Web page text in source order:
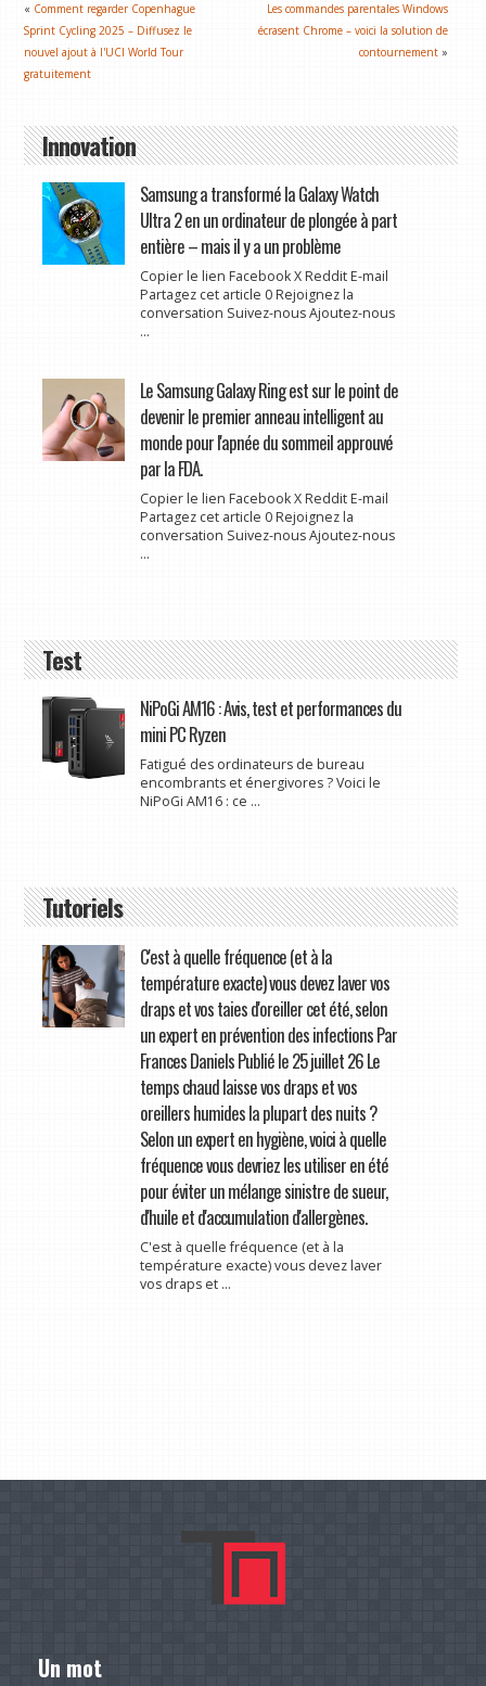
« Comment regarder Copenhague
Sprint Cycling 2025 – Diffusez le
nouvel ajout à l'UCI World Tour
gratuitement
Les commandes parentales Windows
écrasent Chrome – voici la solution de
contournement »
Innovation
Samsung a transformé la Galaxy Watch
Ultra 2 en un ordinateur de plongée à part
entière – mais il y a un problème
Copier le lien Facebook X Reddit E-mail
Partagez cet article 0 Rejoignez la
conversation Suivez-nous Ajoutez-nous
...
Le Samsung Galaxy Ring est sur le point de
devenir le premier anneau intelligent au
monde pour l'apnée du sommeil approuvé
par la FDA.
Copier le lien Facebook X Reddit E-mail
Partagez cet article 0 Rejoignez la
conversation Suivez-nous Ajoutez-nous
...
Test
NiPoGi AM16 : Avis, test et performances du
mini PC Ryzen
Fatigué des ordinateurs de bureau
encombrants et énergivores ? Voici le
NiPoGi AM16 : ce ...
Tutoriels
C'est à quelle fréquence (et à la
température exacte) vous devez laver vos
draps et vos taies d'oreiller cet été, selon
un expert en prévention des infections Par
Frances Daniels Publié le 25 juillet 26 Le
temps chaud laisse vos draps et vos
oreillers humides la plupart des nuits ?
Selon un expert en hygiène, voici à quelle
fréquence vous devriez les utiliser en été
pour éviter un mélange sinistre de sueur,
d'huile et d'accumulation d'allergènes.
C'est à quelle fréquence (et à la
température exacte) vous devez laver
vos draps et ...
Un mot